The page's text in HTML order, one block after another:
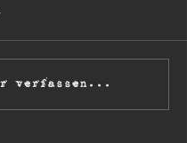
Tour 2027 –
OWN
verfassen...